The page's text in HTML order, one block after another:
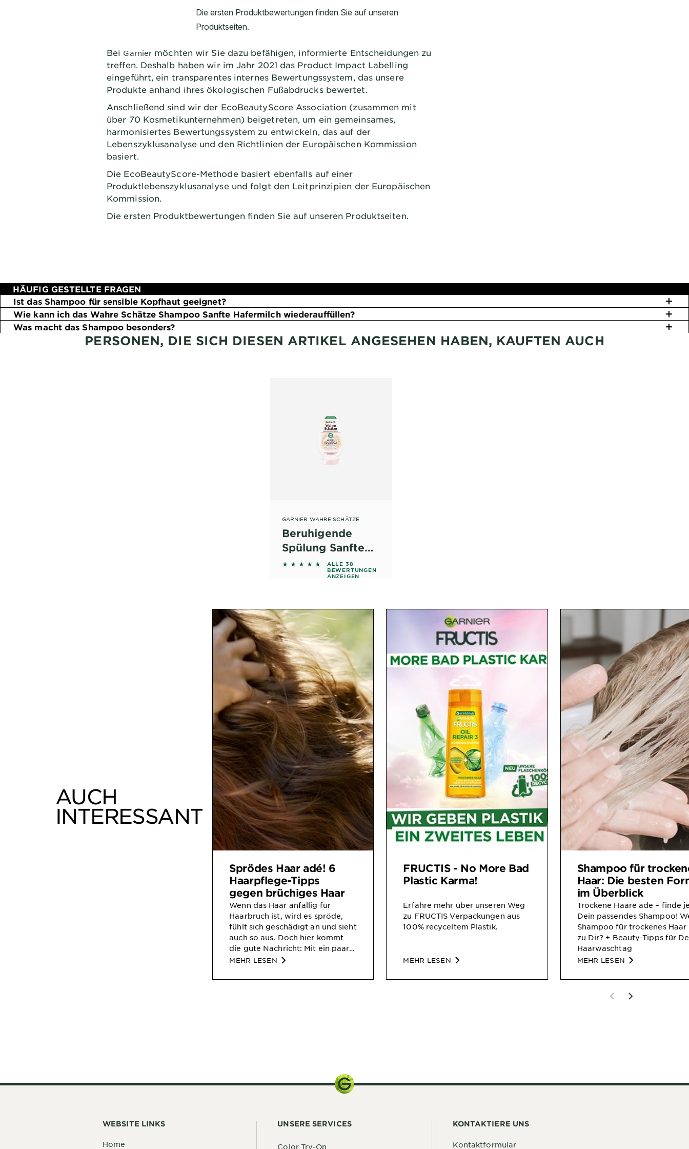
Bei Garnier möchten wir Sie dazu befähigen, informierte Entscheidungen zu
treffen. Deshalb haben wir im Jahr 2021 das Product Impact Labelling
eingeführt, ein transparentes internes Bewertungssystem, das unsere
Produkte anhand ihres ökologischen Fußabdrucks bewertet.
Anschließend sind wir der EcoBeautyScore Association (zusammen mit
über 70 Kosmetikunternehmen) beigetreten, um ein gemeinsames,
harmonisiertes Bewertungssystem zu entwickeln, das auf der
Lebenszyklusanalyse und den Richtlinien der Europäischen Kommission
basiert.
Die EcoBeautyScore-Methode basiert ebenfalls auf einer
Produktlebenszyklusanalyse und folgt den Leitprinzipien der Europäischen
Kommission.
Die ersten Produktbewertungen finden Sie auf unseren Produktseiten.
HÄUFIG GESTELLTE FRAGEN
Ist das Shampoo für sensible Kopfhaut geeignet?
Wie kann ich das Wahre Schätze Shampoo Sanfte Hafermilch wiederauffüllen?
Was macht das Shampoo besonders?
PERSONEN, DIE SICH DIESEN ARTIKEL ANGESEHEN HABEN, KAUFTEN AUCH
GARNIER WAHRE SCHÄTZE
Beruhigende
Spülung Sanfte
Hafermilch
4.5263 out of 5 stars based on reviews
ALLE 38
BEWERTUNGEN
ANZEIGEN
AUCH
INTERESSANT
Sprödes Haar adé! 6
Haarpflege-Tipps
gegen brüchiges Haar
Wenn das Haar anfällig für
Haarbruch ist, wird es spröde,
fühlt sich geschädigt an und sieht
auch so aus. Doch hier kommt
die gute Nachricht: Mit ein paar
einfachen Haarpflege-Schritten
die Haare regeneriert werden.
MEHR LESEN
FRUCTIS - No More Bad
Plastic Karma!
Erfahre mehr über unseren Weg
zu FRUCTIS Verpackungen aus
100% recyceltem Plastik.
MEHR LESEN
Shampoo für
Haar: Die besten
im Überblick
Trockene Haare ade – finde
Dein passendes Shampoo!
Shampoo für trockenes Haar
zu Dir? + Beauty-Tipps für
Haarwaschtag
MEHR LESEN
WEBSITE LINKS
Home
UNSERE SERVICES
Color Try-On
KONTAKTIERE UNS
Kontaktformular